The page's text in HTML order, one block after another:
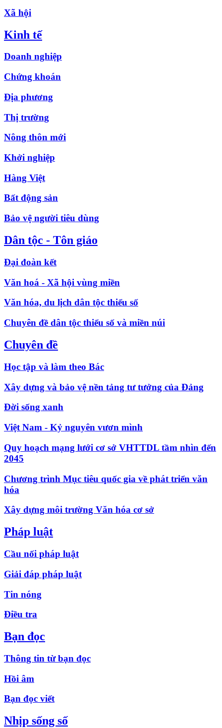
Xã hội
Kinh tế
Doanh nghiệp
Chứng khoán
Địa phương
Thị trường
Nông thôn mới
Khởi nghiệp
Hàng Việt
Bất động sản
Bảo vệ người tiêu dùng
Dân tộc - Tôn giáo
Đại đoàn kết
Văn hoá - Xã hội vùng miền
Văn hóa, du lịch dân tộc thiểu số
Chuyên đề dân tộc thiểu số và miền núi
Chuyên đề
Học tập và làm theo Bác
Xây dựng và bảo vệ nền tảng tư tưởng của Đảng
Đời sống xanh
Việt Nam - Kỷ nguyên vươn mình
Quy hoạch mạng lưới cơ sở VHTTDL tầm nhìn đến
2045
Chương trình Mục tiêu quốc gia về phát triển văn
hóa
Xây dựng môi trường Văn hóa cơ sở
Pháp luật
Cầu nối pháp luật
Giải đáp pháp luật
Tin nóng
Điều tra
Bạn đọc
Thông tin từ bạn đọc
Hồi âm
Bạn đọc viết
Nhịp sống số